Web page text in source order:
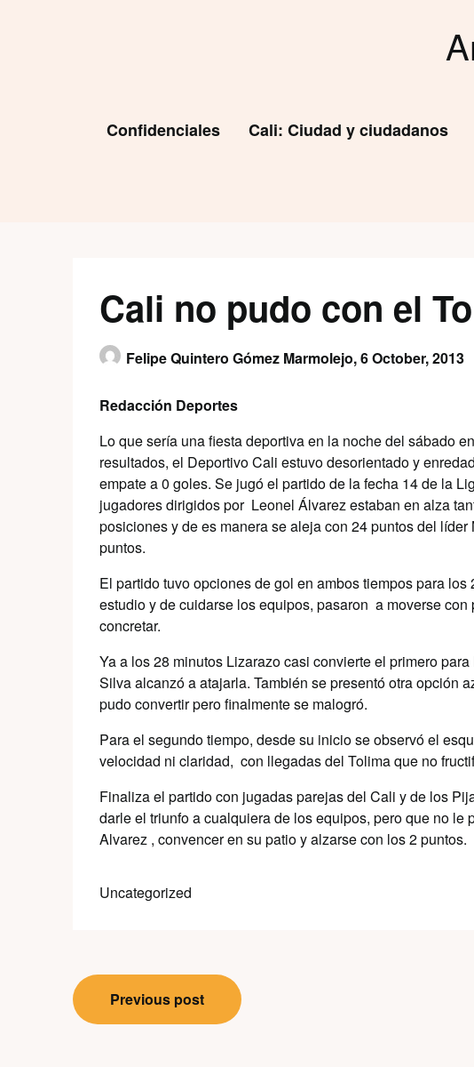
Confidenciales Cali: Ciudad y ciudadanos
Cali no pudo con el
Felipe Quintero Gómez Marmolejo,6 October, 2013
Redacción Deportes
Lo que sería una fiesta deportiva en la noche del sábado
resultados, el Deportivo Cali estuvo desorientado y
empate a 0 goles. Se jugó el partido de la fecha 14 de la
jugadores dirigidos por Leonel Álvarez estaban en alza
posiciones y de es manera se aleja con 24 puntos del
puntos.
El partido tuvo opciones de gol en ambos tiempos para
estudio y de cuidarse los equipos, pasaron a moverse
concretar.
Ya a los 28 minutos Lizarazo casi convierte el primero
Silva alcanzó a atajarla. También se presentó otra opción
pudo convertir pero finalmente se malogró.
Para el segundo tiempo, desde su inicio se observó el
velocidad ni claridad, con llegadas del Tolima que no
Finaliza el partido con jugadas parejas del Cali y de los
darle el triunfo a cualquiera de los equipos, pero que no le
Alvarez , convencer en su patio y alzarse con los 2 puntos.
Uncategorized
Post
navigation
Previous post